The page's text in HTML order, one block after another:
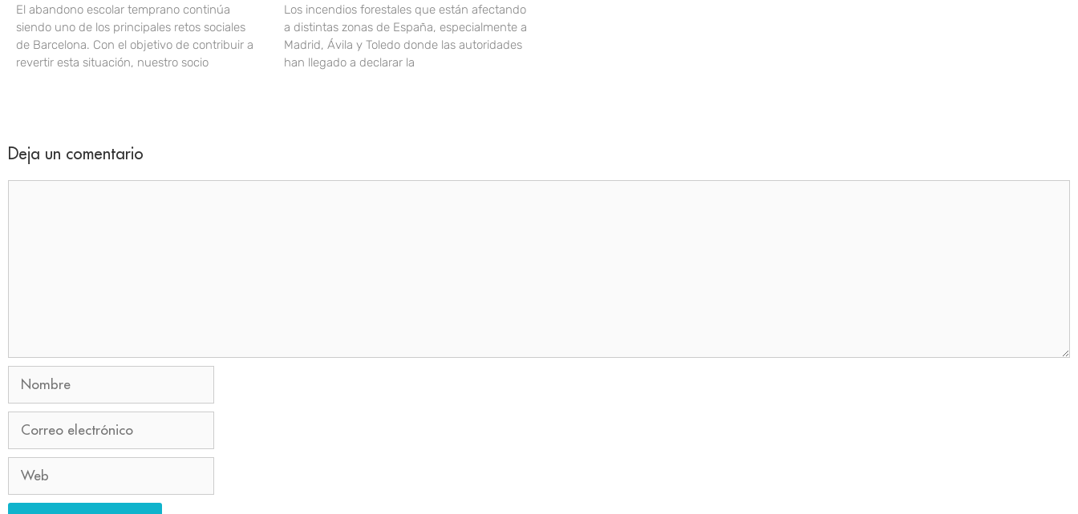
El abandono escolar temprano continúa
siendo uno de los principales retos sociales
de Barcelona. Con el objetivo de contribuir a
revertir esta situación, nuestro socio
Los incendios forestales que están afectando
a distintas zonas de España, especialmente a
Madrid, Ávila y Toledo donde las autoridades
han llegado a declarar la
Deja un comentario